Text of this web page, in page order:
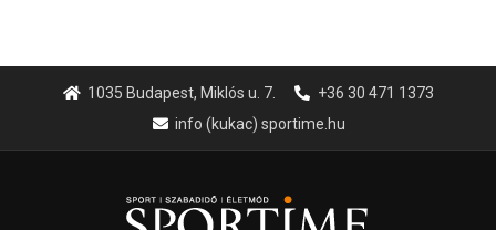
1035 Budapest, Miklós u. 7.
+36 30 471 1373
info (kukac) sportime.hu